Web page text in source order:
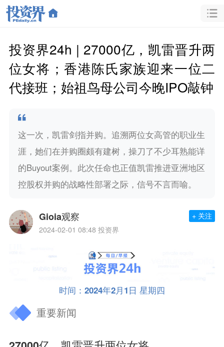
投资界24h | 27000亿，凯雷晋升两
位女将；香港陈氏家族迎来一位二
代接班；始祖鸟母公司今晚IPO敲钟
这一次，凯雷剑指并购。追溯两位女高管的职业生
涯，她们在并购圈颇有建树，操刀了不少耳熟能详
的Buyout案例。此次任命也正值凯雷推进亚洲地区
控股权并购的战略性部署之际，信号不言而喻。
Gioia观察
2024-02-01 08:48 投资界
+ 关注
时间：2024年2月1日 星期四
重要新闻